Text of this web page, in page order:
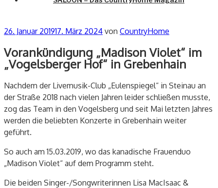
Veröffentlicht
26. Januar 201917. März 2024 von CountryHome
Vorankündigung „Madison Violet“ im
„Vogelsberger Hof“ in Grebenhain
Nachdem der Livemusik-Club „Eulenspiegel“ in Steinau an
der Straße 2018 nach vielen Jahren leider schließen musste,
zog das Team in den Vogelsberg und seit Mai letzten Jahres
werden die beliebten Konzerte in Grebenhain weiter
geführt.
So auch am 15.03.2019, wo das kanadische Frauenduo
„Madison Violet“ auf dem Programm steht.
Die beiden Singer-/Songwriterinnen Lisa MacIsaac &